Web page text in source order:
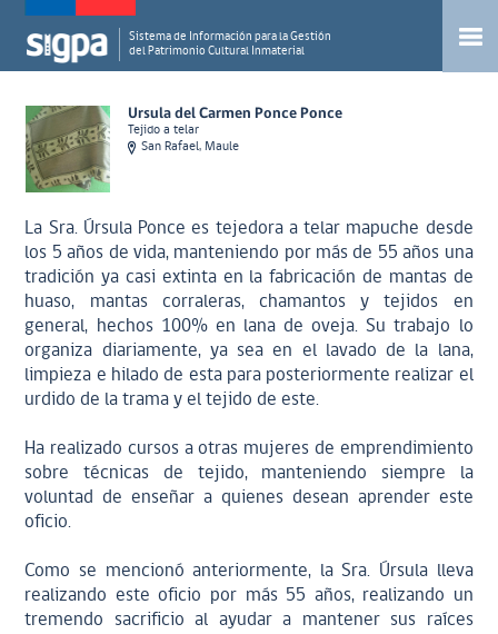
Sistema de Información para la Gestión
del Patrimonio Cultural Inmaterial
Ursula del Carmen Ponce Ponce
Tejido a telar
San Rafael, Maule
La Sra. Úrsula Ponce es tejedora a telar mapuche desde
los 5 años de vida, manteniendo por más de 55 años una
tradición ya casi extinta en la fabricación de mantas de
huaso, mantas corraleras, chamantos y tejidos en
general, hechos 100% en lana de oveja. Su trabajo lo
organiza diariamente, ya sea en el lavado de la lana,
limpieza e hilado de esta para posteriormente realizar el
urdido de la trama y el tejido de este.
Ha realizado cursos a otras mujeres de emprendimiento
sobre técnicas de tejido, manteniendo siempre la
voluntad de enseñar a quienes desean aprender este
oficio.
Como se mencionó anteriormente, la Sra. Úrsula lleva
realizando este oficio por más 55 años, realizando un
tremendo sacrificio al ayudar a mantener sus raíces